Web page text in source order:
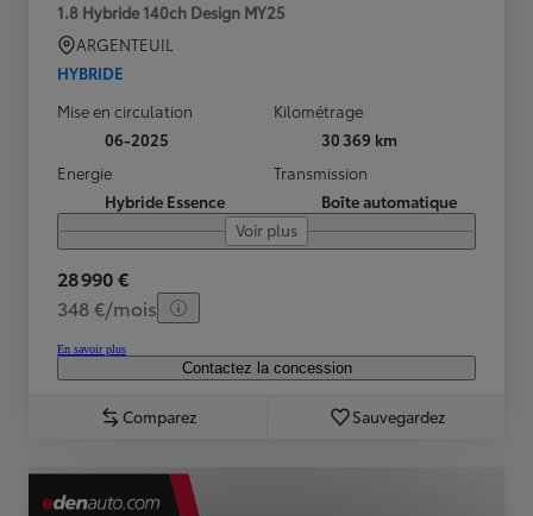
1.8 Hybride 140ch Design MY25
ARGENTEUIL
HYBRIDE
Mise en circulation
06-2025
Kilométrage
30 369 km
Energie
Hybride Essence
Transmission
Boîte automatique
Voir plus
28 990 €
348 €/mois
En savoir plus
Contactez la concession
Comparez Sauvegardez